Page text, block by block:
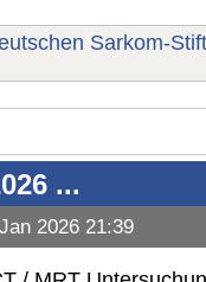
Sarkom-
...
2026 21:39